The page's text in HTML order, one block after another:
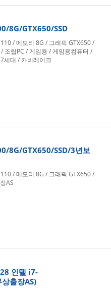
8G/GTX650/SSD
/ 메모리 8G / 그래픽 GTX650 /
조립PC / 게임용 / 게임용컴퓨터 /
세대 / 카비레이크
8G/GTX650/SSD/3년보
/ 메모리 8G / 그래픽 GTX650 /
AS
인텔 i7-
출장AS)